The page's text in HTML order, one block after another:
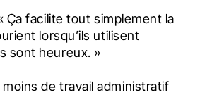
Ça facilite tout simplement la
lorsqu’ils utilisent
sont heureux. »
de travail administratif